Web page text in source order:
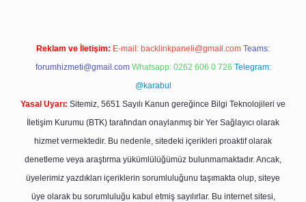
Reklam ve İletişim: E-mail: backlinkpaneli@gmail.com Teams:
forumhizmeti@gmail.com Whatsapp: 0262 606 0 726 Telegram:
@karabul
Yasal Uyarı: Sitemiz, 5651 Sayılı Kanun gereğince Bilgi Teknolojileri ve
İletişim Kurumu (BTK) tarafından onaylanmış bir Yer Sağlayıcı olarak
hizmet vermektedir. Bu nedenle, sitedeki içerikleri proaktif olarak
denetleme veya araştırma yükümlülüğümüz bulunmamaktadır. Ancak,
üyelerimiz yazdıkları içeriklerin sorumluluğunu taşımakta olup, siteye
üye olarak bu sorumluluğu kabul etmiş sayılırlar. Bu internet sitesi,